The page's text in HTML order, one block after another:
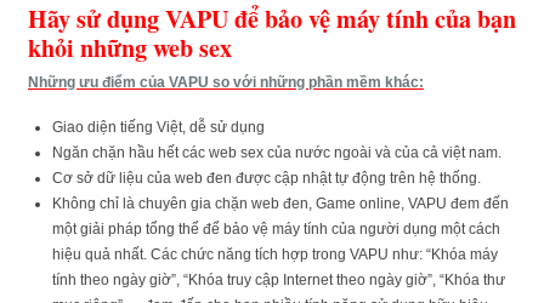
Hãy sử dụng VAPU để bảo vệ máy tính của bạn
khỏi những web sex
Những ưu điểm của VAPU so với những phần mềm khác:
Giao diện tiếng Việt, dễ sử dụng
Ngăn chặn hầu hết các web sex của nước ngoài và của cả việt nam.
Cơ sở dữ liệu của web đen được cập nhật tự động trên hệ thống.
Không chỉ là chuyên gia chặn web đen, Game online, VAPU đem đến
một giải pháp tổng thể để bảo vệ máy tính của người dụng một cách
hiệu quả nhất. Các chức năng tích hợp trong VAPU như: “Khóa máy
tính theo ngày giờ”, “Khóa truy cập Internet theo ngày giờ”, “Khóa thư